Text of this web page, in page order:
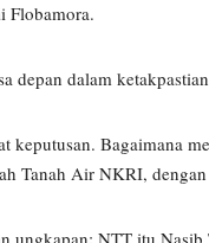
Flobamora.
depan dalam ketakpastian
Bagaimana
Tanah Air NKRI,
ungkapan: NTT itu